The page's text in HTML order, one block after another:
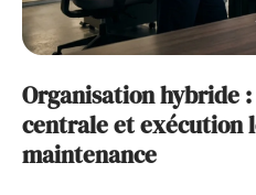
Organisation hybride
centrale et exécution
maintenance